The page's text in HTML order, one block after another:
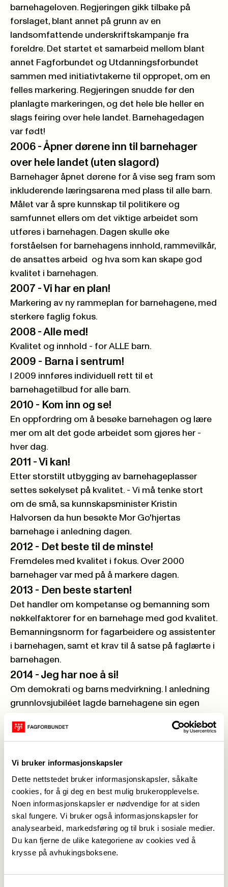
Vi bruker informasjonskapsler
Dette nettstedet bruker informasjonskapsler, såkalte
cookies, for å gi deg en best mulig brukeropplevelse.
Noen informasjonskapsler er nødvendige for at siden
skal fungere. Vi bruker også informasjonskapsler for
analysearbeid, markedsføring og til bruk i sosiale medier.
Du kan fjerne de ulike kategoriene av cookies ved å
krysse på avhukingsboksene.
barnehageloven. Regjeringen gikk tilbake på
forslaget, blant annet på grunn av en
landsomfattende underskriftskampanje fra
foreldre. Det startet et samarbeid mellom blant
annet Fagforbundet og Utdanningsforbundet
sammen med initiativtakerne til oppropet, om en
felles markering. Regjeringen snudde før den
planlagte markeringen, og det hele ble heller en
slags feiring over hele landet. Barnehagedagen
var født!
2006 - Åpner dørene inn til barnehager
over hele landet (uten slagord)
Barnehager åpnet dørene for å vise seg fram som
inkluderende læringsarena med plass til alle barn.
Målet var å spre kunnskap til politikere og
samfunnet ellers om det viktige arbeidet som
utføres i barnehagen. Dagen skulle øke
forståelsen for barnehagens innhold, rammevilkår,
de ansattes arbeid og hva som kan skape god
kvalitet i barnehagen.
2007 -Vi har en plan!
Markering av ny rammeplan for barnehagene, med
sterkere faglig fokus.
2008 -Alle med!
Kvalitet og innhold - for ALLE barn.
2009 - Barna i sentrum!
I 2009 innføres individuell rett til et
barnehagetilbud for alle barn.
2010 - Kom inn og se!
En oppfordring om å besøke barnehagen og lære
mer om alt det gode arbeidet som gjøres her -
hver dag.
2011 -Vi kan!
Etter storstilt utbygging av barnehageplasser
settes søkelyset på kvalitet. - Vi må tenke stort
om de små, sa kunnskapsminister Kristin
Halvorsen da hun besøkte Mor Go'hjertas
barnehage i anledning dagen.
2012 - Det beste til de minste!
Fremdeles med kvalitet i fokus. Over 2000
barnehager var med på å markere dagen.
2013 - Den beste starten!
Det handler om kompetanse og bemanning som
nøkkelfaktorer for en barnehage med god kvalitet.
Bemanningsnorm for fagarbeidere og assistenter
i barnehagen, samt et krav til å satse på faglærte i
barnehagen.
2014 - Jeg har noe å si!
Om demokrati og barns medvirkning. I anledning
grunnlovsjubiléet lagde barnehagene sin egen
Harald, på slottet. Kongen refererte til grunnloven
2015 -Vi vil ut!
Det er Friluftslivets år, og derfor står
barnehagenes arbeid med natur og friluftsliv
sentralt i markeringen av dagen. Barnehagene
lagde Barnas beste turtips og kronprinsesse
Mette-Marit besøkte Geitmyra matkultursenter
for barn.
2016 -Les høyt for oss!
I år handler det om barnehagens arbeid med å